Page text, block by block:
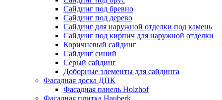
Сайдинг под бревно
Сайдинг под дерево
Сайдинг для наружной отделки под камень
Сайдинг под кирпич для наружной отделки
Коричневый сайдинг
Сайдинг синий
Серый сайдинг
Доборные элементы для сайдинга
Фасадная доска ДПК
Фасадная панель Holzhof
Фасадная плитка Hauberk